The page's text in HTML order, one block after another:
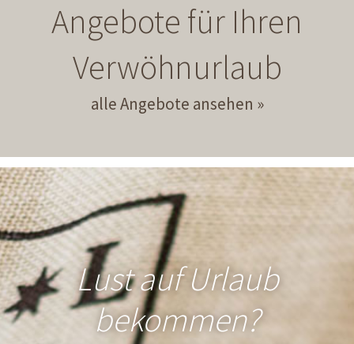
Angebote für Ihren
Verwöhnurlaub
alle Angebote ansehen
Lust auf Urlaub
bekommen?